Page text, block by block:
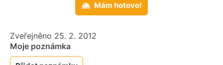
Mám hotovo!
Zveřejněno 25. 2. 2012
Moje poznámka